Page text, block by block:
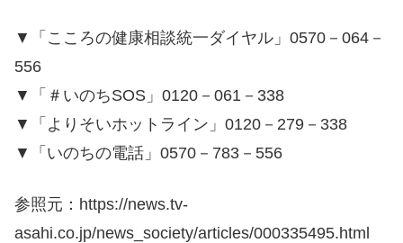
▼「こころの健康相談統一ダイヤル」0570－064－
556
▼「＃いのちSOS」0120－061－338
▼「よりそいホットライン」0120－279－338
▼「いのちの電話」0570－783－556
参照元：https://news.tv-
asahi.co.jp/news_society/articles/000335495.html